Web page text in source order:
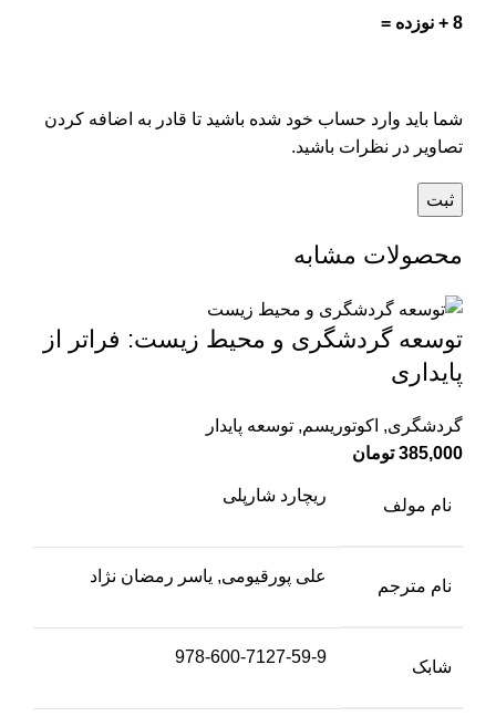
8 + نوزده =
شما باید وارد حساب خود شده باشید تا قادر به اضافه کردن
تصاویر در نظرات باشید.
محصولات مشابه
توسعه گردشگری و محیط زیست: فراتر از
پایداری
گردشگری, اکوتوریسم, توسعه پایدار
385,000 تومان
نام مولف
ریچارد شارپلی
نام مترجم
علی پورقیومی, یاسر رمضان نژاد
شابک
978-600-7127-59-9